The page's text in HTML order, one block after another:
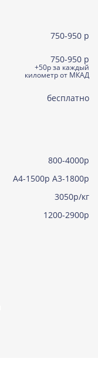
750-950 р
750-950 р
+50р за каждый
километр от МКАД
бесплатно
800-4000р
А4-1500р А3-1800р
3050р/кг
1200-2900р